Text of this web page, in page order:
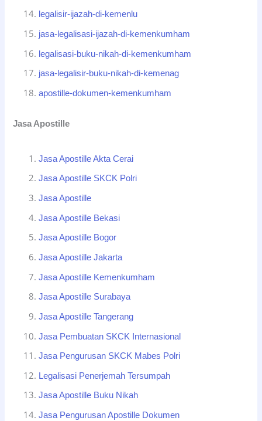
legalisir-ijazah-di-kemenlu
jasa-legalisasi-ijazah-di-kemenkumham
legalisasi-buku-nikah-di-kemenkumham
jasa-legalisir-buku-nikah-di-kemenag
apostille-dokumen-kemenkumham
Jasa Apostille
Jasa Apostille Akta Cerai
Jasa Apostille SKCK Polri
Jasa Apostille
Jasa Apostille Bekasi
Jasa Apostille Bogor
Jasa Apostille Jakarta
Jasa Apostille Kemenkumham
Jasa Apostille Surabaya
Jasa Apostille Tangerang
Jasa Pembuatan SKCK Internasional
Jasa Pengurusan SKCK Mabes Polri
Legalisasi Penerjemah Tersumpah
Jasa Apostille Buku Nikah
Jasa Pengurusan Apostille Dokumen